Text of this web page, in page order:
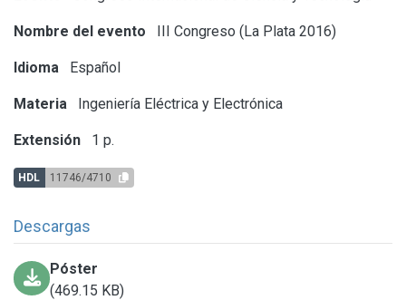
Nombre del evento III Congreso (La Plata 2016)
Idioma Español
Materia Ingeniería Eléctrica y Electrónica
Extensión 1 p.
HDL 11746/4710
Descargas
Póster
(469.15 KB)